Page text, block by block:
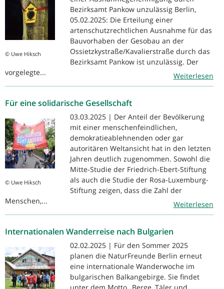
© Uwe Hiksch
Bezirksamt Pankow unzulässig Berlin,
05.02.2025: Die Erteilung einer
artenschutzrechtlichen Ausnahme für das
Bauvorhaben der Gesobau an der
Ossietzkystraße/Kavalierstraße durch das
Bezirksamt Pankow ist unzulässig. Der
vorgelegte...
Weiterlesen
Für eine solidarische Gesellschaft
© Uwe Hiksch
03.03.2025 | Der Anteil der Bevölkerung
mit einer menschenfeindlichen,
demokratieablehnenden oder gar
autoritären Weltansicht hat in den letzten
Jahren deutlich zugenommen. Sowohl die
Mitte-Studie der Friedrich-Ebert-Stiftung
als auch die Studie der Rosa-Luxemburg-
Stiftung zeigen, dass die Zahl der
Menschen,...
Weiterlesen
Internationalen Wanderreise nach Bulgarien
02.02.2025 | Für den Sommer 2025
planen die NaturFreunde Berlin erneut
eine internationale Wanderwoche im
bulgarischen Balkangebirge. Sie findet